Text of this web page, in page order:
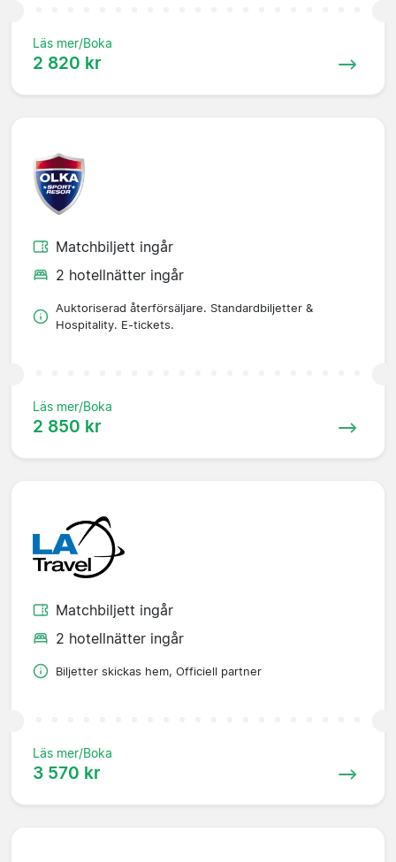
Läs mer/Boka
2 820 kr
Matchbiljett ingår
2 hotellnätter ingår
Auktoriserad återförsäljare. Standardbiljetter &
Hospitality. E-tickets.
Läs mer/Boka
2 850 kr
Matchbiljett ingår
2 hotellnätter ingår
Biljetter skickas hem, Officiell partner
Läs mer/Boka
3 570 kr